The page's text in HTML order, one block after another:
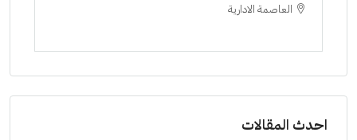
العاصمة الادارية
احدث المقالات